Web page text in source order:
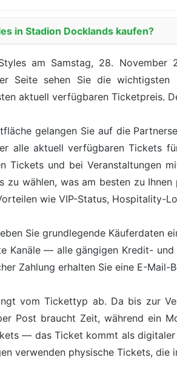
in Stadion Docklands kaufen?
am Samstag, 28.
Seite sehen Sie die
aktuell verfügbaren Ticketpreis.
gelangen Sie auf die
alle aktuell verfügbaren Tickets
Tickets und bei Veranstaltungen
zu wählen, was am besten zu
wie VIP-Status, Hospitality-
Sie grundlegende Käuferdaten
Kanäle — alle gängigen Kredit-
Zahlung erhalten Sie eine E-Mail-
vom Tickettyp ab. Da bis zur
Post braucht Zeit, während ein
— das Ticket kommt als
verwenden physische Tickets, die